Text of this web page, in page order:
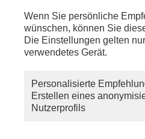
Wenn Sie persönliche
wünschen, können Sie
Die Einstellungen gelten
verwendetes Gerät.
Personalisierte
Erstellen eines
Nutzerprofils